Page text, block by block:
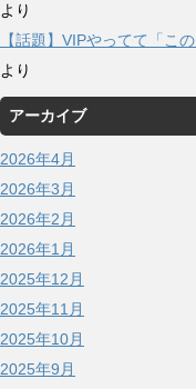
より
【話題】VIPやってて「こ
より
アーカイブ
2026年4月
2026年3月
2026年2月
2026年1月
2025年12月
2025年11月
2025年10月
2025年9月